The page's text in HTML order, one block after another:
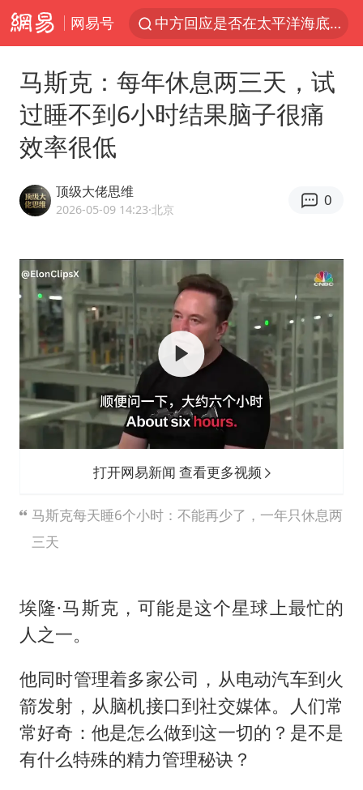
网易号
中方回应是否在太平洋海底开采稀土
外交部发言人就广岛核爆81周年等答记者问
吉林一“温度计大楼”读数爆表
中国五箭齐发反制美国
27岁女子成组织卖淫集团主犯被通缉
泰国一女公务员妆容引争议 本人回应
郑国霖回应去景区上班被保安拦下
首次证实！“胶球”存在
80后女柜员逆袭成4200亿银行副行长
村民谈“梅姨”：叫的其实是“媒姨”
奋进开新局 实干挑大梁
马斯克：每年休息两三天，试
过睡不到6小时结果脑子很痛
效率很低
顶级大佬思维
2026-05-09 14:23·北京
0
打开网易新闻 查看更多视频
马斯克每天睡6个小时：不能再少了，一年只休息两
三天
埃隆·马斯克，可能是这个星球上最忙的
人之一。
他同时管理着多家公司，从电动汽车到火
箭发射，从脑机接口到社交媒体。人们常
常好奇：他是怎么做到这一切的？是不是
有什么特殊的精力管理秘诀？